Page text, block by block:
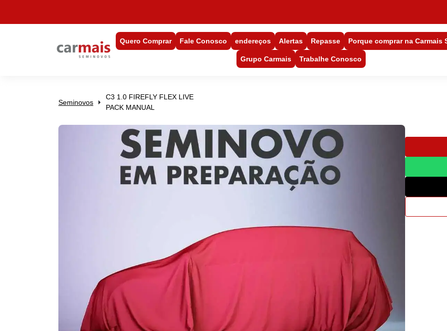
Quero Comprar Fale Conosco endereços Alertas Repasse Porque comprar na Carmais
Grupo Carmais Trabalhe Conosco
Seminovos
C3 1.0 FIREFLY FLEX LIVE
PACK MANUAL